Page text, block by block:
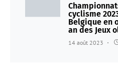
cyclisme
Belgique en
an des Jeux
14 août 2023